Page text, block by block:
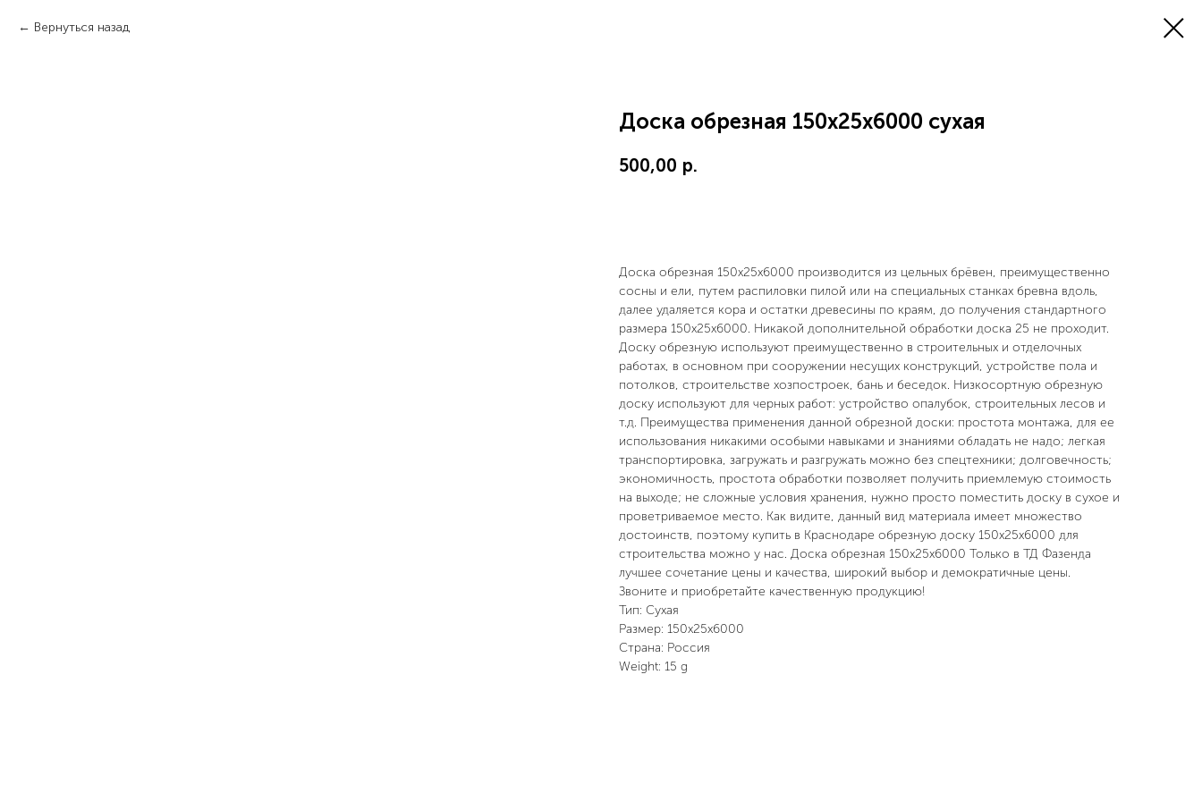
Вернуться назад
Доска обрезная 150x25x6000 сухая
500,00 р.
Доска обрезная 150х25х6000 производится из цельных брёвен, преимущественно
сосны и ели, путем распиловки пилой или на специальных станках бревна вдоль,
далее удаляется кора и остатки древесины по краям, до получения стандартного
размера 150x25x6000. Никакой дополнительной обработки доска 25 не проходит.
Доску обрезную используют преимущественно в строительных и отделочных
работах, в основном при сооружении несущих конструкций, устройстве пола и
потолков, строительстве хозпостроек, бань и беседок. Низкосортную обрезную
доску используют для черных работ: устройство опалубок, строительных лесов и
т.д. Преимущества применения данной обрезной доски: простота монтажа, для ее
использования никакими особыми навыками и знаниями обладать не надо; легкая
транспортировка, загружать и разгружать можно без спецтехники; долговечность;
экономичность, простота обработки позволяет получить приемлемую стоимость
на выходе; не сложные условия хранения, нужно просто поместить доску в сухое и
проветриваемое место. Как видите, данный вид материала имеет множество
достоинств, поэтому купить в Краснодаре обрезную доску 150x25x6000 для
строительства можно у нас. Доска обрезная 150x25x6000 Только в ТД Фазенда
лучшее сочетание цены и качества, широкий выбор и демократичные цены.
Звоните и приобретайте качественную продукцию!
Тип: Сухая
Размер: 150x25x6000
Страна: Россия
Weight: 15 g